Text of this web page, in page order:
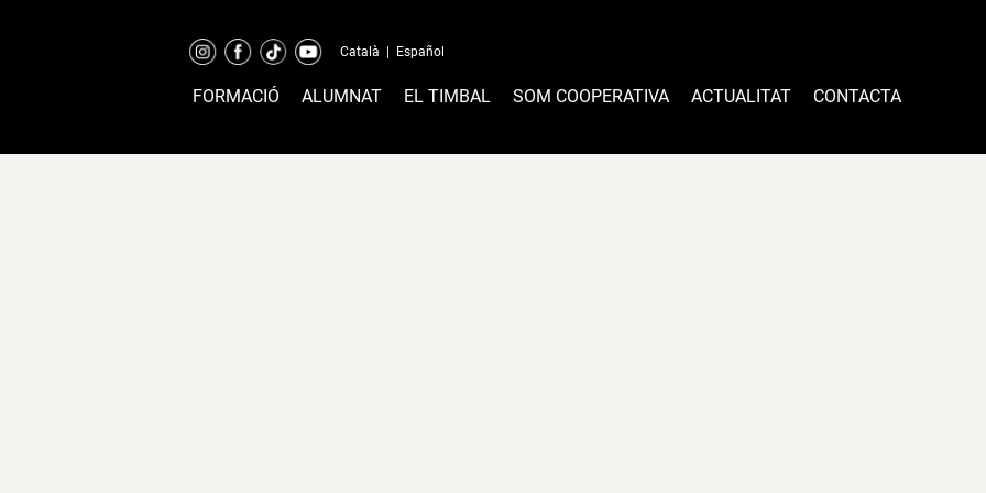
Català Español
FORMACIÓ ALUMNAT EL TIMBAL SOM COOPERATIVA ACTUALITAT CONTACTA